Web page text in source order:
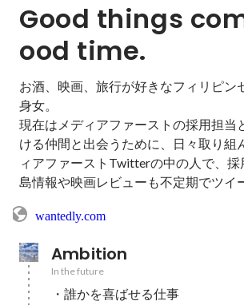
Good things
ood time.
お酒、映画、旅行が好きなフィリピン
身女。
現在はメディアファーストの採用担当
ける仲間と出会うために、日々取り組
ィアファーストTwitterの中の人で、
島情報や映画レビューも不定期でツ
wantedly.com
Ambition
In the future
・誰かを喜ばせる仕事